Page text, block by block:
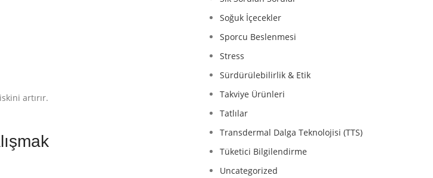
artırır.
Soğuk İçecekler
Sporcu Beslenmesi
Stress
Sürdürülebilirlik & Etik
Takviye Ürünleri
Tatlılar
Transdermal Dalga Teknolojisi (TTS)
Tüketici Bilgilendirme
Uncategorized